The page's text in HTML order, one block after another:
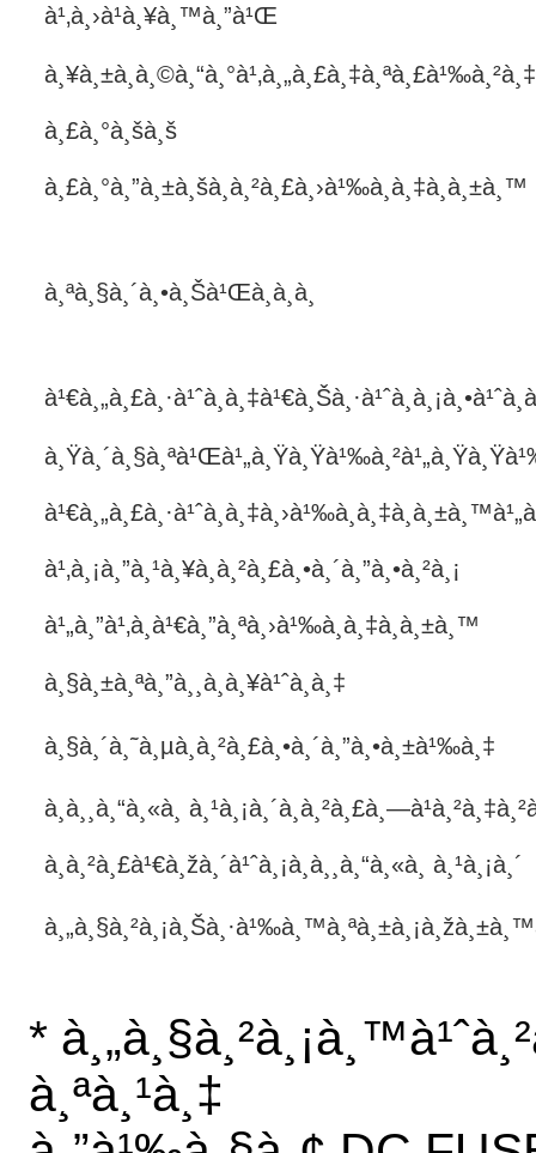
à¹‚à¸›à¹à¸¥à¸™à¸”à¹Œ
à¸¥à¸±à¸à¸©à¸“à¸°à¹‚à¸„à¸£à¸‡à¸ªà¸£à¹‰à¸²à¸‡
à¸£à¸°à¸šà¸š
à¸£à¸°à¸”à¸±à¸šà¸à¸²à¸£à¸›à¹‰à¸­à¸‡à¸à¸±à¸™
à¸ªà¸§à¸´à¸•à¸Šà¹Œà¸­à¸­à¸
à¹‚à¸¡à¸”à¸¹à¸¥à¸à¸²à¸£à¸•à¸´à¸”à¸•à¸²à¸¡
à¹„à¸”à¹‚à¸­à¹€à¸”à¸ªà¸›à¹‰à¸­à¸‡à¸à¸±à¸™
à¸§à¸±à¸ªà¸”à¸¸à¸à¸¥à¹ˆà¸­à¸‡
à¸§à¸´à¸˜à¸µà¸à¸²à¸£à¸•à¸´à¸”à¸•à¸±à¹‰à¸‡
à¸­à¸¸à¸“à¸«à¸
à¸à¸²à¸£à¹€à¸žà¸´à¹ˆà¸¡à¸­à¸¸à¸“à¸«à¸ à¸¹à¸¡à¸´
*
à¸ªà¸¹à¸‡